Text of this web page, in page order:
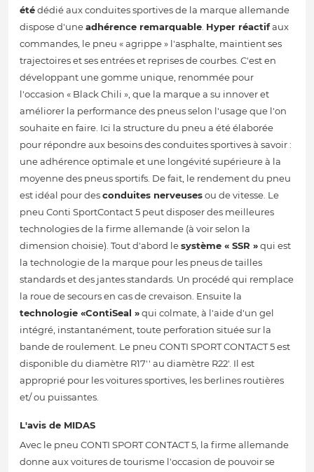
étédédié aux conduites sportives de la marque allemande
dispose d'uneadhérence remarquable. Hyper réactifaux
commandes, le pneu « agrippe » l'asphalte, maintient ses
trajectoires et ses entrées et reprises de courbes. C'est en
développant une gomme unique, renommée pour
l'occasion « Black Chili », que la marque a su innover et
améliorer la performance des pneus selon l'usage que l'on
souhaite en faire. Ici la structure du pneu a été élaborée
pour répondre aux besoins des conduites sportives à savoir :
une adhérence optimale et une longévité supérieure à la
moyenne des pneus sportifs. De fait, le rendement du pneu
est idéal pour desconduites nerveusesou de vitesse. Le
pneu Conti SportContact 5 peut disposer des meilleures
technologies de la firme allemande (à voir selon la
dimension choisie). Tout d'abord lesystème « SSR »qui est
la technologie de la marque pour les pneus de tailles
standards et des jantes standards. Un procédé qui remplace
la roue de secours en cas de crevaison. Ensuite la
technologie «ContiSeal »qui colmate, à l'aide d'un gel
intégré, instantanément, toute perforation située sur la
bande de roulement. Le pneu CONTI SPORT CONTACT 5 est
disponible du diamètre R17'' au diamètre R22'. Il est
approprié pour les voitures sportives, les berlines routières
et/ ou puissantes.
L'avis de MIDAS
Avec le pneu CONTI SPORT CONTACT 5, la firme allemande
donne aux voitures de tourisme l'occasion de pouvoir se